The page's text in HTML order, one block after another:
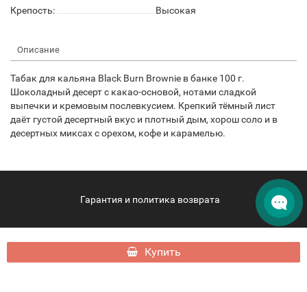
Крепость:
Высокая
Купить
Описание
Табак для кальяна Black Burn Brownie в банке 100 г.
Шоколадный десерт с какао-основой, нотами сладкой
выпечки и кремовым послевкусием. Крепкий тёмный лист
даёт густой десертный вкус и плотный дым, хорош соло и в
десертных миксах с орехом, кофе и карамелью.
Гарантия и политика возврата
hqdpattaya.com - HQD Pattaya © 2026